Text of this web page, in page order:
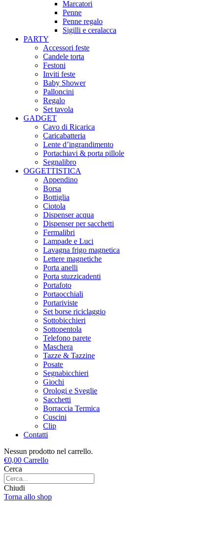
Marcatori
Penne
Penne regalo
Sigilli e ceralacca
PARTY
Accessori feste
Candele torta
Festoni
Inviti feste
Baby Shower​
Palloncini
Regalo
Set tavola
GADGET
Cavo di Ricarica
Caricabatteria
Lente d’ingrandimento
Portachiavi & porta pillole
Segnalibro
OGGETTISTICA
Appendino
Borsa
Bottiglia
Ciotola
Dispenser acqua
Dispenser per sacchetti
Fermalibri
Lampade e Luci
Lavagna frigo magnetica
Lettere magnetiche
Porta anelli
Porta stuzzicadenti
Portafoto
Portaocchiali
Portariviste
Set borse riciclaggio
Sottobicchieri
Sottopentola
Telefono parete
Maschera
Tazze & Tazzine
Posate
Segnabicchieri
Giochi
Orologi e Sveglie
Sacchetti
Borraccia Termica
Cuscini
Clip
Contatti
Nessun prodotto nel carrello.
€0,00 Carrello
Cerca
Chiudi
Torna allo shop